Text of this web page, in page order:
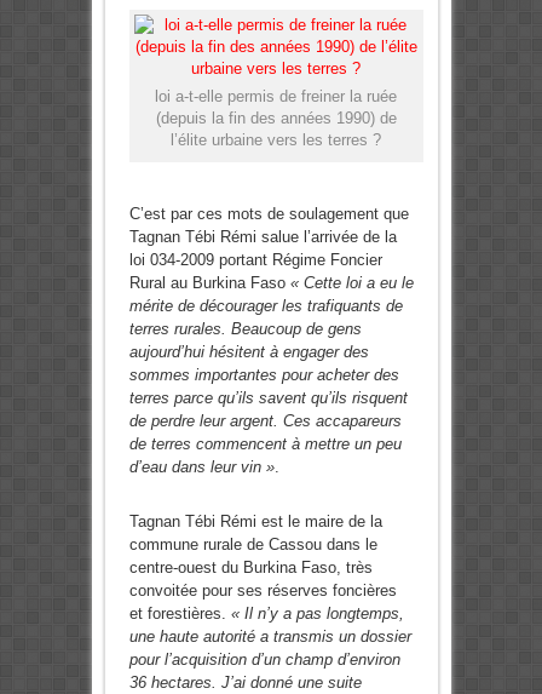
loi a-t-elle permis de freiner la ruée
(depuis la fin des années 1990) de
l’élite urbaine vers les terres ?
C’est par ces mots de soulagement que
Tagnan Tébi Rémi salue l’arrivée de la
loi 034-2009 portant Régime Foncier
Rural au Burkina Faso « Cette loi a eu le
mérite de décourager les trafiquants de
terres rurales. Beaucoup de gens
aujourd’hui hésitent à engager des
sommes importantes pour acheter des
terres parce qu’ils savent qu’ils risquent
de perdre leur argent. Ces accapareurs
de terres commencent à mettre un peu
d’eau dans leur vin ».
Tagnan Tébi Rémi est le maire de la
commune rurale de Cassou dans le
centre-ouest du Burkina Faso, très
convoitée pour ses réserves foncières
et forestières. « Il n’y a pas longtemps,
une haute autorité a transmis un dossier
pour l’acquisition d’un champ d’environ
36 hectares. J’ai donné une suite